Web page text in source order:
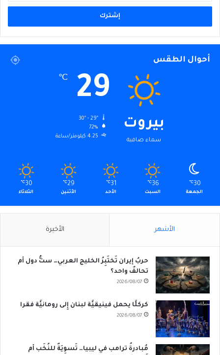
الإلكتروني
أحوال الطقس
بيروت
سماء صافية
29
℃
72%
4.25 كيلومتر/ساعة
30
℃
الجمعة
36
℃
السبت
31
℃
الأحد
29
℃
الأثنين
30
℃
الثلاثاء
الأشهر الأخيرة
حربُ إيران تَختَبِرُ الخليج العربي… ستُّ دول أم
تحالفٌ واحد؟
2026/08/07
كركلَّا يحمل فينيقيَّة لبنان إِلى رومانيَّة فقرا
2026/08/07
مُبادرةُ ترامب في ليبيا… تَسوِيَةٌ للنُخَب أم